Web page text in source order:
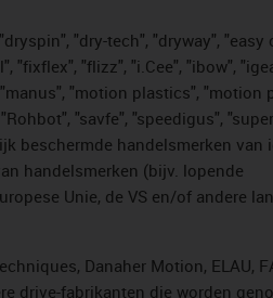
"dry-tech", "dryway", "easy
"fixflex", "flizz", "i.Cee", "ibow",
"motion plastics", "motion
"savfe", "speedigus",
beschermde handelsmerken van
handelsmerken (bijv. lopende
Unie, de VS en/of andere
Danaher Motion, ELAU,
drive-fabrikanten die worden